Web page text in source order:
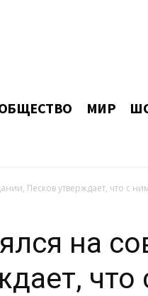
МИР
Песков утверждает, что с
на
что